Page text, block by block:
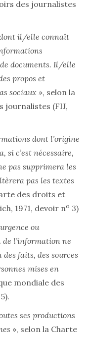
des journalistes
il/elle connaît
documents. Il/elle
propos et
sociaux », selon la
journalistes (FIJ,
dont l’origine
si c’est nécessaire,
pas supprimera les
pas les textes
des droits et
1971, devoir no 3)
ou
l’information ne
faits, des sources
mises en
mondiale des
ses productions
», selon la Charte